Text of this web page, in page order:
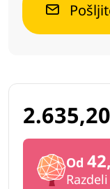
2.635,20
Od